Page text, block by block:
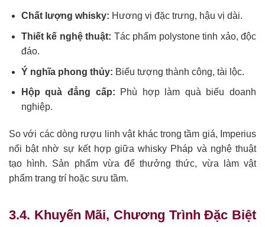
Chất lượng whisky: Hương vị đặc trưng, hậu vị dài.
Thiết kế nghệ thuật: Tác phẩm polystone tinh xảo, độc
đáo.
Ý nghĩa phong thủy: Biểu tượng thành công, tài lộc.
Hộp quà đẳng cấp: Phù hợp làm quà biếu doanh
nghiệp.
So với các dòng rượu linh vật khác trong tầm giá, Imperius
nổi bật nhờ sự kết hợp giữa whisky Pháp và nghệ thuật
tạo hình. Sản phẩm vừa để thưởng thức, vừa làm vật
phẩm trang trí hoặc sưu tầm.
3.4. Khuyến Mãi, Chương Trình Đặc Biệt